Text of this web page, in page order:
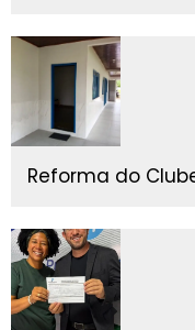
Reforma do